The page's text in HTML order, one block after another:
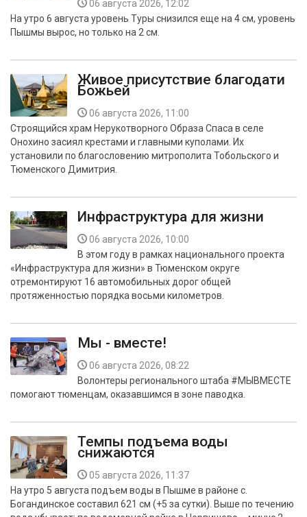
06 августа 2026, 12:02
На утро 6 августа уровень Туры снизился еще на 4 см, уровень
Пышмы вырос, но только на 2 см.
Живое присутствие благодати
Божьей
06 августа 2026, 11:00
Строящийся храм Нерукотворного Образа Спаса в селе
Онохино засиял крестами и главными куполами. Их
установили по благословению митрополита Тобольского и
Тюменского Димитрия.
Инфраструктура для жизни
06 августа 2026, 10:00
В этом году в рамках национального проекта
«Инфраструктура для жизни» в Тюменском округе
отремонтируют 16 автомобильных дорог общей
протяженностью порядка восьми километров.
Мы - вместе!
06 августа 2026, 08:22
Волонтеры регионального штаба #МЫВМЕСТЕ
помогают тюменцам, оказавшимся в зоне паводка.
Темпы подъема воды
снижаются
05 августа 2026, 11:37
На утро 5 августа подъем воды в Пышме в районе с.
Богандинское составил 621 см (+5 за сутки). Выше по течению